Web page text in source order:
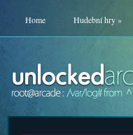
Home Hudební hry»